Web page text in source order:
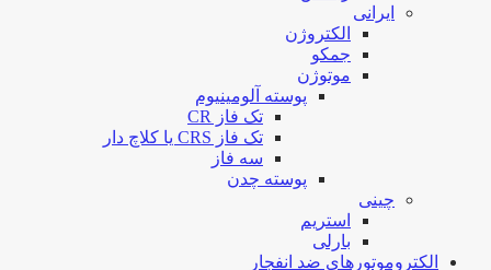
ایرانی
الکتروژن
جمکو
موتوژن
پوسته آلومینیوم
تک فاز CR
تک فاز CRS یا کلاچ دار
سه فاز
پوسته چدن
چینی
استریم
بارلی
الکتروموتورهای ضد انفجار